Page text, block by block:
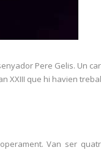
Pere Gelis. Un
XXIII que hi havien
Van ser